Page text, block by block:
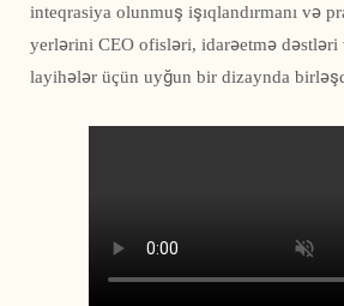
inteqrasiya olunmuş işıqlandırmanı və
yerlərini CEO ofisləri, idarəetmə
layihələr üçün uyğun bir dizaynda